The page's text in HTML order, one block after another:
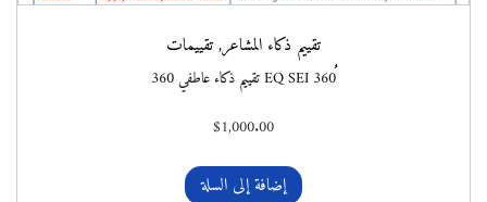
تقييم ذكاء المشاعر,تقييمات
$1,000.00
إضافة إلى السلة